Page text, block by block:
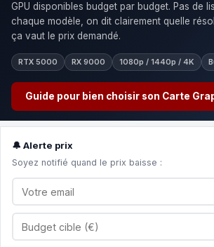
GPU disponibles budget par budget. Pas de
chaque modèle, on dit clairement quelle
ça vaut le prix demandé.
RTX 5000 RX 9000 1080p / 1440p / 4K
Guide pour bien choisir son Carte
🔔 Alerte prix
Soyez notifié quand le prix baisse :